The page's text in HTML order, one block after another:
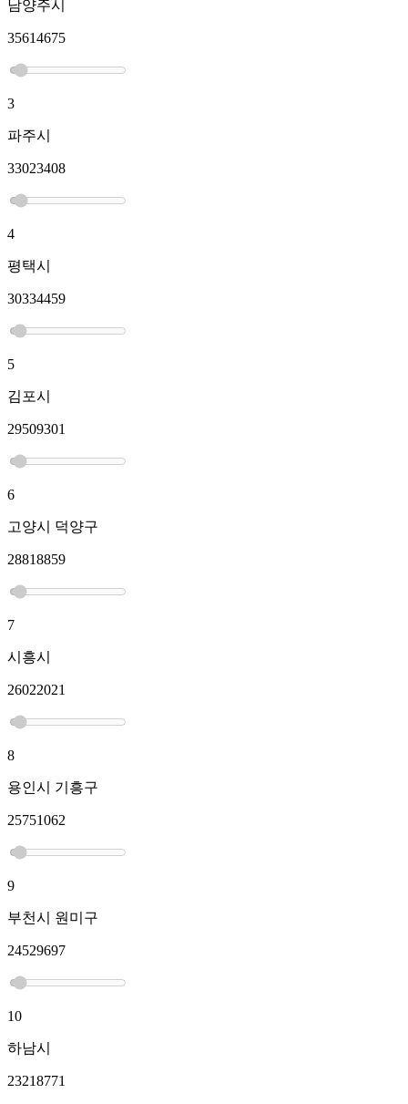
남양주시
35614675
3
파주시
33023408
4
평택시
30334459
5
김포시
29509301
6
고양시 덕양구
28818859
7
시흥시
26022021
8
용인시 기흥구
25751062
9
부천시 원미구
24529697
10
하남시
23218771